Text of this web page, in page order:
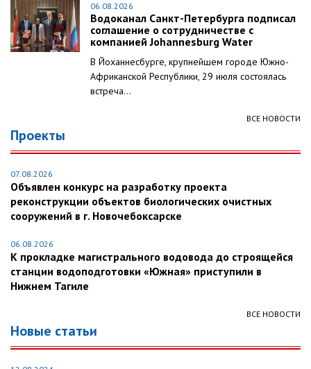
06.08.2026
Водоканал Санкт-Петербурга подписал
соглашение о сотрудничестве с
компанией Johannesburg Water
В Йоханнесбурге, крупнейшем городе Южно-
Африканской Республики, 29 июля состоялась
встреча...
ВСЕ НОВОСТИ
Проекты
07.08.2026
Объявлен конкурс на разработку проекта
реконструкции объектов биологических очистных
сооружений в г. Новочебоксарске
06.08.2026
К прокладке магистрального водовода до строящейся
станции водоподготовки «Южная» приступили в
Нижнем Тагиле
ВСЕ НОВОСТИ
Новые статьи